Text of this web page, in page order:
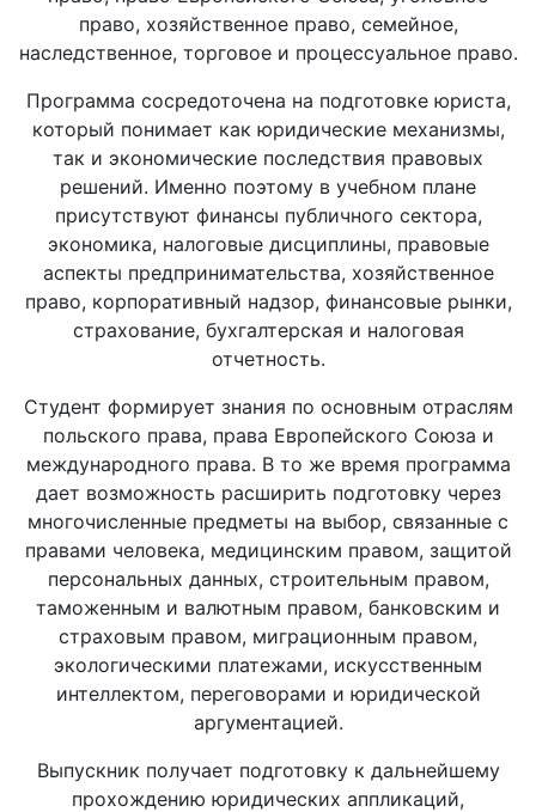
право, хозяйственное право, семейное,
наследственное, торговое и процессуальное право.
Программа сосредоточена на подготовке юриста,
который понимает как юридические механизмы,
так и экономические последствия правовых
решений. Именно поэтому в учебном плане
присутствуют финансы публичного сектора,
экономика, налоговые дисциплины, правовые
аспекты предпринимательства, хозяйственное
право, корпоративный надзор, финансовые рынки,
страхование, бухгалтерская и налоговая
отчетность.
Студент формирует знания по основным отраслям
польского права, права Европейского Союза и
международного права. В то же время программа
дает возможность расширить подготовку через
многочисленные предметы на выбор, связанные с
правами человека, медицинским правом, защитой
персональных данных, строительным правом,
таможенным и валютным правом, банковским и
страховым правом, миграционным правом,
экологическими платежами, искусственным
интеллектом, переговорами и юридической
аргументацией.
Выпускник получает подготовку к дальнейшему
прохождению юридических аппликаций,